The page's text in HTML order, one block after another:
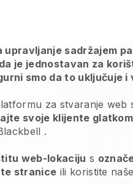
upravljanje sadržajem
je jednostavan za
smo da to uključuje i
za stvaranje web
svoje klijente
.
web-lokaciju s
stranice ili koristite naše